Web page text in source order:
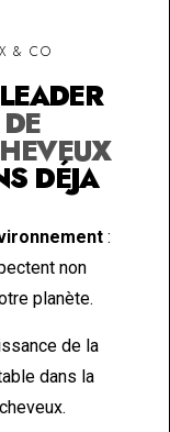
& CO
DÉJA
:
non
planète.
de la
dans la